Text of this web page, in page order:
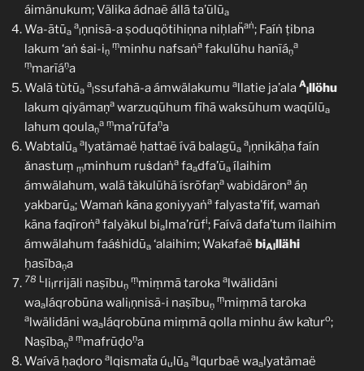
áimänukum; Välika ádnaẽ állā ta’ūlūa
Wa-ātūa
a
lṇnisã-a ṣoduqötihiṇna niḥlaḧaṅ; Faíṅ ṭibna
lakum ‘aṅ ṡai-iṇ
ṃminhu nafsaṅa fakulūhu hanĩáṇ
a
ṃmarĩáṇa
Walā tùtūa
a
lssufahã-a ámwälakumu allatie ja’ala A
lllöhu
lakum qiyämaṇa warzuqūhum fīhā waksūhum waqūlūa
lahum qoulaṇ
a ṃma’rūfaṇa
Wabtalūa
alyatämaë ḥattaẽ ívā balagūa
a
lṇnikāḥa faín
ǎnastuṃ ṃminhum ruṡdaṅa faadfa’ũa ílaihim
ámwälahum, walā tàkulūhã ísrōfaṇa wabidārona áṇ
yakbarūa; Wamaṅ kāna goniyyaṅa falyasta’fif, wamaṅ
kāna faqīroṅa falyàkul bialma’rūfi; Faívā dafa’tum ílaihim
ámwälahum faáṡhidūa ‘alaihim; Wakafaë biAlllähi
ḥasībaṇa
78 Llilrrijāli naṣībuṇ
ṃmiṃmā taroka alwälidāni
waaláqrobūna walilṇnisã-i naṣībuṇ
ṃmiṃmā taroka
alwälidāni waaláqrobūna miṃmā qolla minhu áw kaṫuro;
Naṣībaṇ
a ṃmafrūḍoṇa
Waívā ḥaḍoro alqismaẗa úulūa
alqurbaë waalyatämaë